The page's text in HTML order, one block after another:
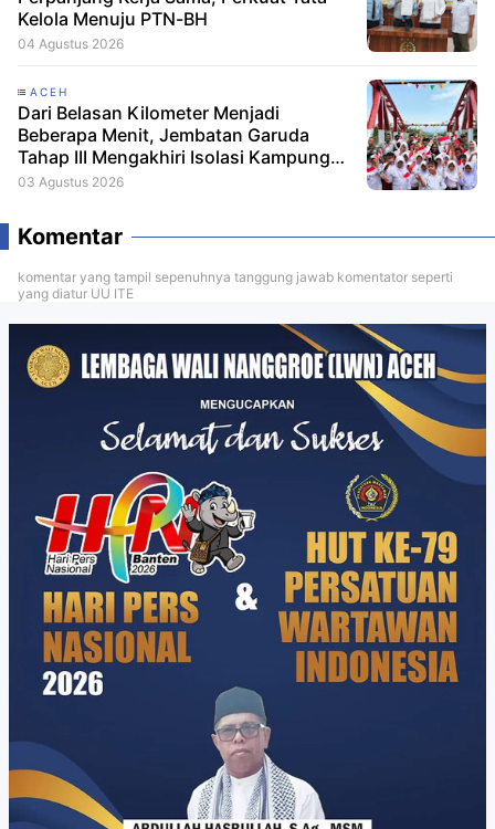
Kelola Menuju PTN-BH
04 Agustus 2026
ACEH
Dari Belasan Kilometer Menjadi
Beberapa Menit, Jembatan Garuda
Tahap III Mengakhiri Isolasi Kampung
Tempel
03 Agustus 2026
Komentar
komentar yang tampil sepenuhnya tanggung jawab komentator seperti
yang diatur UU ITE